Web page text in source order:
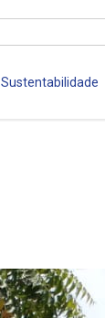
Sustentabilidade